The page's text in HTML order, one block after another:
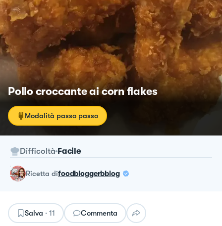
Pollo croccante ai corn flakes
Modalità passo passo
Difficoltà Facile
ricetta difoodbloggerbblog
Salva · 11 Commenta